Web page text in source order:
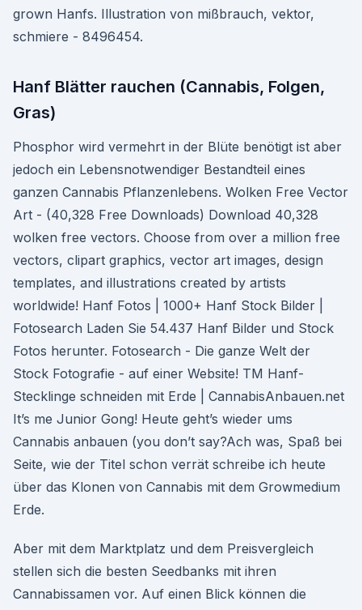
grown Hanfs. Illustration von mißbrauch, vektor,
schmiere - 8496454.
Hanf Blätter rauchen (Cannabis, Folgen,
Gras)
Phosphor wird vermehrt in der Blüte benötigt ist aber
jedoch ein Lebensnotwendiger Bestandteil eines
ganzen Cannabis Pflanzenlebens. Wolken Free Vector
Art - (40,328 Free Downloads) Download 40,328
wolken free vectors. Choose from over a million free
vectors, clipart graphics, vector art images, design
templates, and illustrations created by artists
worldwide! Hanf Fotos | 1000+ Hanf Stock Bilder |
Fotosearch Laden Sie 54.437 Hanf Bilder und Stock
Fotos herunter. Fotosearch - Die ganze Welt der
Stock Fotografie - auf einer Website! TM Hanf-
Stecklinge schneiden mit Erde | CannabisAnbauen.net
It’s me Junior Gong! Heute geht’s wieder ums
Cannabis anbauen (you don’t say?Ach was, Spaß bei
Seite, wie der Titel schon verrät schreibe ich heute
über das Klonen von Cannabis mit dem Growmedium
Erde.
Aber mit dem Marktplatz und dem Preisvergleich
stellen sich die besten Seedbanks mit ihren
Cannabissamen vor. Auf einen Blick können die